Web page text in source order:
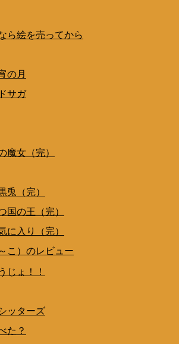
ら絵を売ってから
の月
サガ
魔女（完）
兎（完）
国の王（完）
に入り（完）
こ）のレビュー
じょ！！
ッターズ
た？